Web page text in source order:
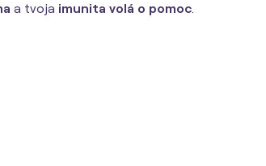
a tvoja imunita volá o pomoc.